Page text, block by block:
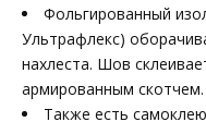
Фольгированный
Ультрафлекс)
нахлеста. Шов
армированным скотчем.
Также есть